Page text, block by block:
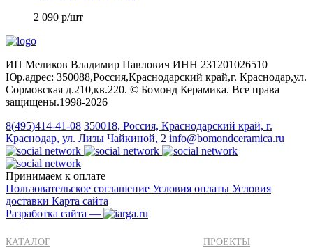
2 090 р/шт
ИП Меликов Владимир Павлович ИНН 231201026510
Юр.адрес: 350088,Россия,Краснодарский край,г. Краснодар,ул.
Сормовская д.210,кв.220. © Бомонд Керамика. Все права
защищены.1998‑2026
8(495)414-41-08 350018, Россия, Краснодарский край, г.
Краснодар, ул. Лизы Чайкиной, 2 info@bomondceramica.ru
Принимаем к оплате
Пользовательское соглашение Условия оплаты Условия
доставки Карта сайта
Разработка сайта —
КАТАЛОГ
ПРОЕКТЫ